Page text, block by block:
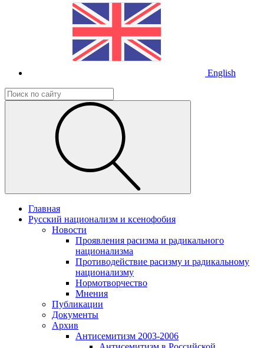
English
Главная
Русский национализм и ксенофобия
Новости
Проявления расизма и радикального
национализма
Противодействие расизму и радикальному
национализму
Нормотворчество
Мнения
Публикации
Документы
Архив
Антисемитизм 2003-2006